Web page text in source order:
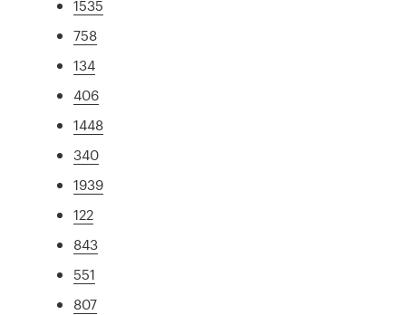
1535
758
134
406
1448
340
1939
122
843
551
807